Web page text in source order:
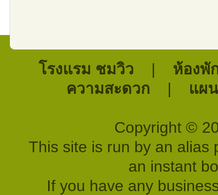
โรงแรม ชมวิว | ห้องพั
ความสะดวก | แผ
Copyright ©
This site is run by an alias
an instant
If you have any